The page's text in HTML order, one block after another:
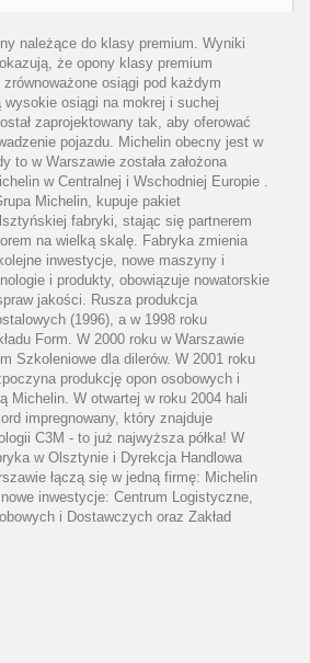
należące do klasy premium. Wyniki
że opony klasy premium
osiągi pod każdym
wysokie osiągi na mokrej i suchej
zaprojektowany tak, aby oferować
pojazdu. Michelin obecny jest w
to w Warszawie została założona
w Centralnej i Wschodniej Europie .
Michelin, kupuje pakiet
fabryki, stając się partnerem
na wielką skalę. Fabryka zmienia
inwestycje, nowe maszyny i
i produkty, obowiązuje nowatorskie
jakości. Rusza produkcja
(1996), a w 1998 roku
Form. W 2000 roku w Warszawie
Szkoleniowe dla dilerów. W 2001 roku
produkcję opon osobowych i
Michelin. W otwartej w roku 2004 hali
impregnowany, który znajduje
C3M - to już najwyższa półka! W
w Olsztynie i Dyrekcja Handlowa
łączą się w jedną firmę: Michelin
inwestycje: Centrum Logistyczne,
i Dostawczych oraz Zakład